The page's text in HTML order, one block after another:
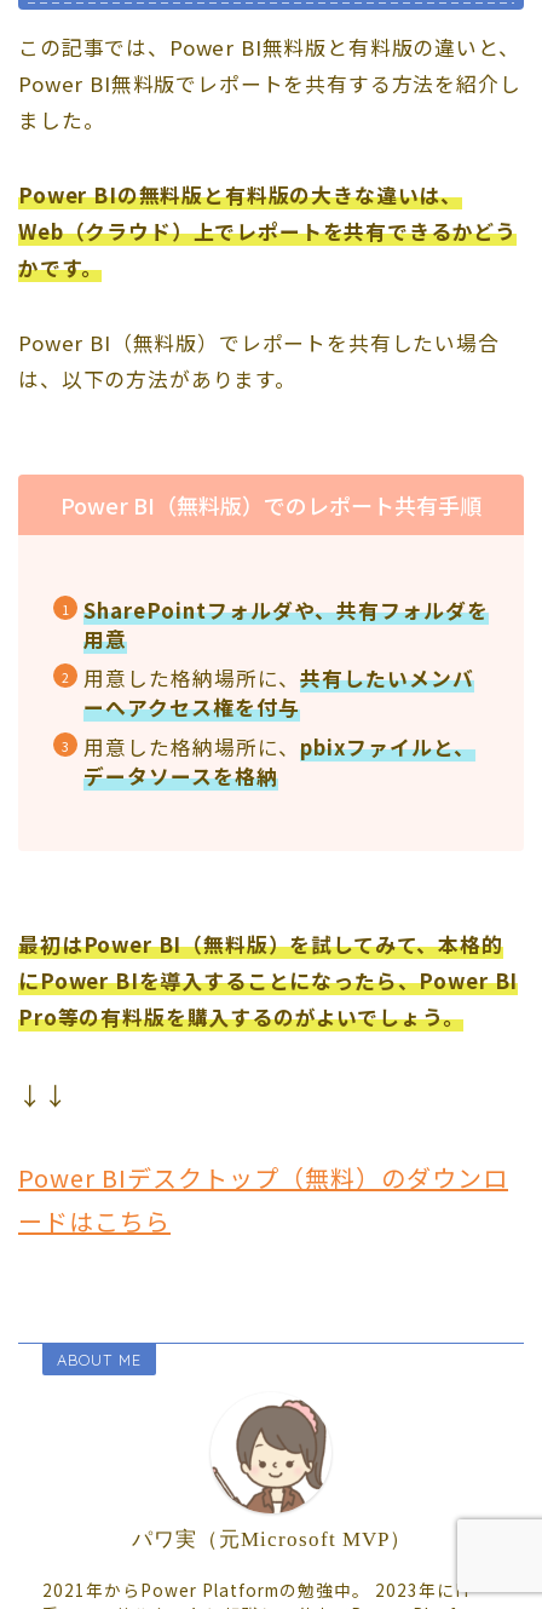
この記事では、Power BI無料版と有料版の違いと、
Power BI無料版でレポートを共有する方法を紹介し
ました。
Power BIの無料版と有料版の大きな違いは、
Web（クラウド）上でレポートを共有できるかどう
かです。
Power BI（無料版）でレポートを共有したい場合
は、以下の方法があります。
Power BI（無料版）でのレポート共有手順
SharePointフォルダや、共有フォルダを
用意
用意した格納場所に、 共有したいメンバ
ーへアクセス権を付与
用意した格納場所に、 pbixファイルと、
データソースを格納
最初はPower BI（無料版）を試してみて、本格的
にPower BIを導入することになったら、Power BI
Pro等の有料版を購入するのがよいでしょう。
↓↓
Power BIデスクトップ（無料）のダウンロ
ードはこちら
ABOUT ME
パワ実（元Microsoft MVP）
2021年からPower Platformの勉強中。 2023年にIT